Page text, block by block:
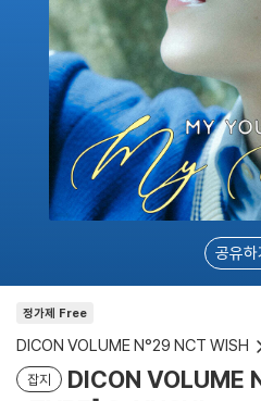
공유하
정가제 Free
DICON VOLUME N°29 NCT WISH
잡지
DICON VOLUME